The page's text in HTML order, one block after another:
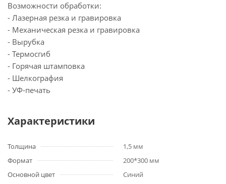
Возможности обработки:
- Лазерная резка и гравировка
- Механическая резка и гравировка
- Вырубка
- Термосгиб
- Горячая штамповка
- Шелкография
- УФ-печать
Характеристики
Толщина
1,5 мм
Формат
200*300 мм
Основной цвет
Синий